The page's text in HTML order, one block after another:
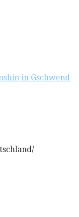
in Gschwend